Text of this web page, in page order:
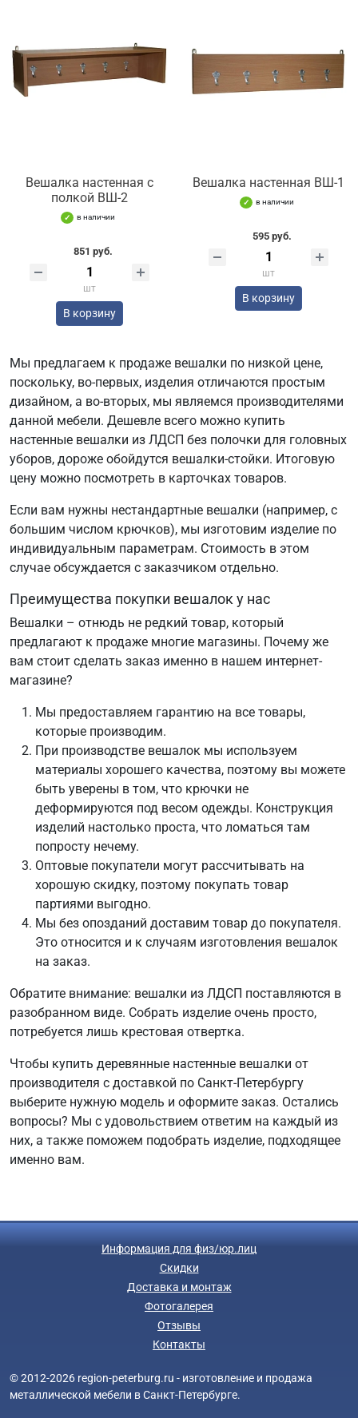
Вешалка настенная с
полкой ВШ-2
в наличии
851 руб.
шт
В корзину
Вешалка настенная ВШ-1
в наличии
595 руб.
шт
В корзину
Мы предлагаем к продаже вешалки по низкой цене,
поскольку, во-первых, изделия отличаются простым
дизайном, а во-вторых, мы являемся производителями
данной мебели. Дешевле всего можно купить
настенные вешалки из ЛДСП без полочки для головных
уборов, дороже обойдутся вешалки-стойки. Итоговую
цену можно посмотреть в карточках товаров.
Если вам нужны нестандартные вешалки (например, с
большим числом крючков), мы изготовим изделие по
индивидуальным параметрам. Стоимость в этом
случае обсуждается с заказчиком отдельно.
Преимущества покупки вешалок у нас
Вешалки – отнюдь не редкий товар, который
предлагают к продаже многие магазины. Почему же
вам стоит сделать заказ именно в нашем интернет-
магазине?
Мы предоставляем гарантию на все товары,
которые производим.
При производстве вешалок мы используем
материалы хорошего качества, поэтому вы можете
быть уверены в том, что крючки не
деформируются под весом одежды. Конструкция
изделий настолько проста, что ломаться там
попросту нечему.
Оптовые покупатели могут рассчитывать на
хорошую скидку, поэтому покупать товар
партиями выгодно.
Мы без опозданий доставим товар до покупателя.
Это относится и к случаям изготовления вешалок
на заказ.
Обратите внимание: вешалки из ЛДСП поставляются в
разобранном виде. Собрать изделие очень просто,
потребуется лишь крестовая отвертка.
Чтобы купить деревянные настенные вешалки от
производителя с доставкой по Санкт-Петербургу
выберите нужную модель и оформите заказ. Остались
вопросы? Мы с удовольствием ответим на каждый из
них, а также поможем подобрать изделие, подходящее
именно вам.
Информация для физ/юр.лиц
Скидки
Доставка и монтаж
Фотогалерея
Отзывы
Контакты
© 2012-2026 region-peterburg.ru - изготовление и продажа
металлической мебели в Санкт-Петербурге.